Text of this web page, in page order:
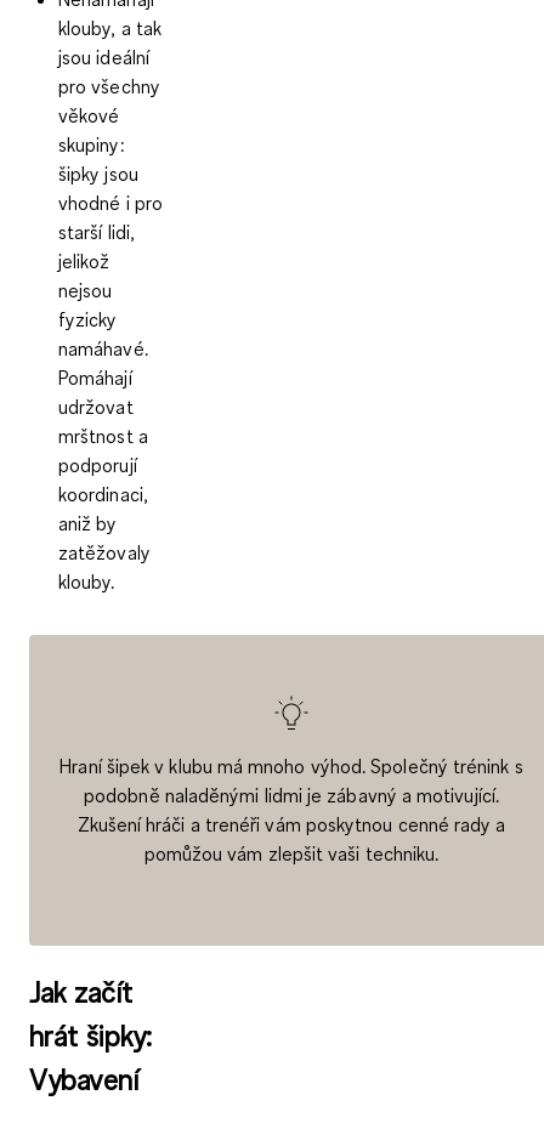
klouby, a tak
jsou ideální
pro všechny
věkové
skupiny:
šipky jsou
vhodné i pro
starší lidi,
jelikož
nejsou
fyzicky
namáhavé.
Pomáhají
udržovat
mrštnost a
podporují
koordinaci,
aniž by
zatěžovaly
klouby.
Hraní šipek v klubu má mnoho výhod. Společný trénink s
podobně naladěnými lidmi je zábavný a motivující.
Zkušení hráči a trenéři vám poskytnou cenné rady a
pomůžou vám zlepšit vaši techniku.
Jak začít
hrát šipky:
Vybavení